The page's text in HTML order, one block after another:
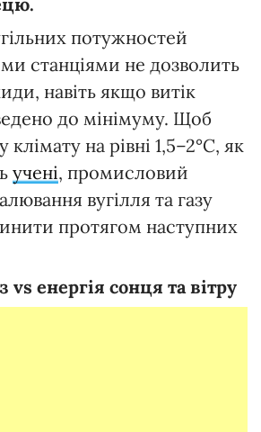
потужностей
станціями не дозволить
навіть якщо витік
до мінімуму. Щоб
на рівні 1,5–2°C, як
учені, промисловий
вугілля та газу
протягом наступних
енергія сонця та вітру